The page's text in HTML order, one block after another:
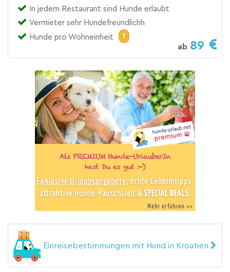
In jedem Restaurant sind Hunde erlaubt
Vermieter sehr Hundefreundlichh
Hunde pro Wohneinheit
1
ab 89
Einreisebestimmungen mit Hund in Kroatien